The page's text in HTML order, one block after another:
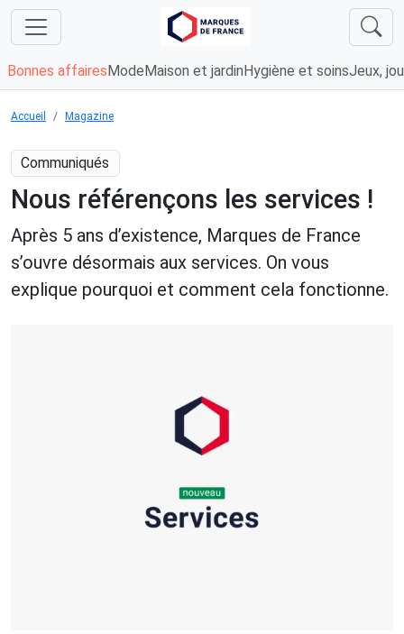
Bonnes affaires Mode Maison et jardin Hygiène et soinsJeux,
Accueil Magazine
Communiqués
Nous référençons les services !
Après 5 ans d’existence, Marques de France
s’ouvre désormais aux services. On vous
explique pourquoi et comment cela fonctionne.